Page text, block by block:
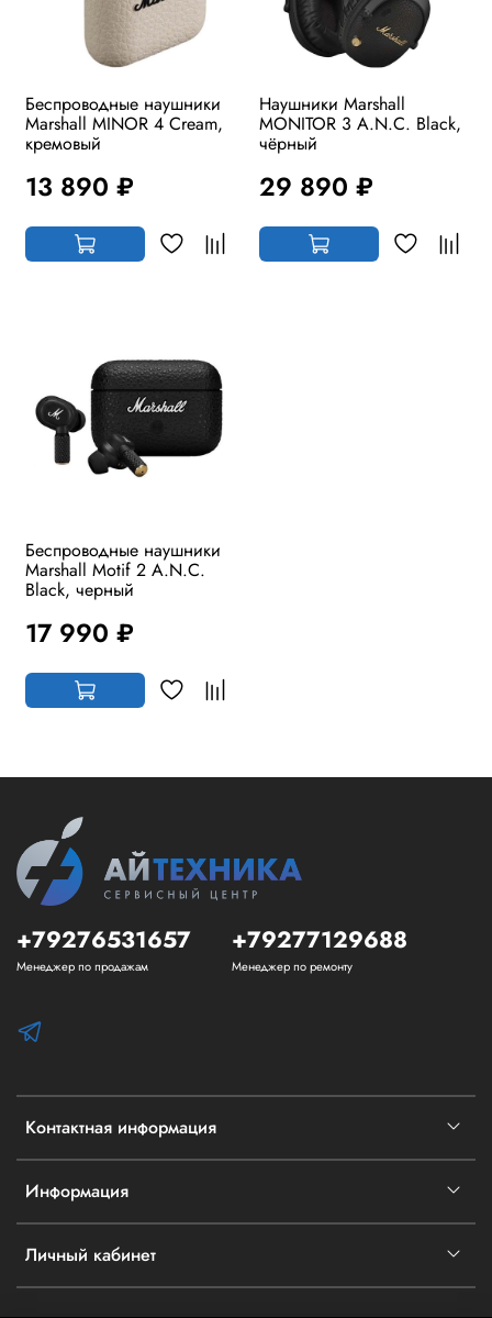
Беспроводные наушники
Marshall MINOR 4 Cream,
кремовый
13 890 ₽
Наушники Marshall
MONITOR 3 A.N.C. Black,
чёрный
29 890 ₽
Беспроводные наушники
Marshall Motif 2 A.N.C.
Black, черный
17 990 ₽
Контактная информация
Информация
Личный кабинет
+79276531657
Менеджер по продажам
+79277129688
Менеджер по ремонту